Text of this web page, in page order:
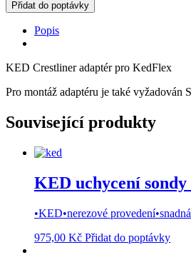
adaptér
KedFlex
Přidat do poptávky
Popis
KED Crestliner adaptér pro KedFlex
Pro montáž adaptéru je také vyžadován
Související produkty
KED uchycení
•KED•nerezové
975,00 Kč Přidat do poptávky